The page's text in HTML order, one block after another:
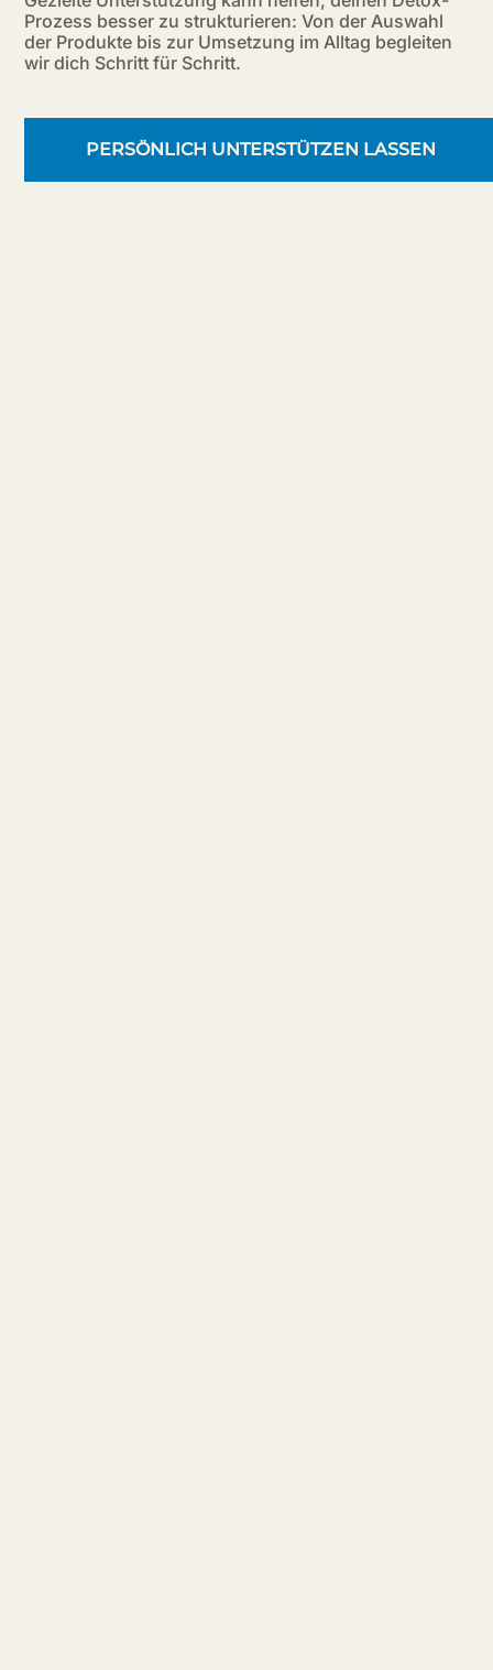
Prozess besser zu strukturieren: Von der Auswahl
der Produkte bis zur Umsetzung im Alltag begleiten
wir dich Schritt für Schritt.
PERSÖNLICH UNTERSTÜTZEN LASSEN